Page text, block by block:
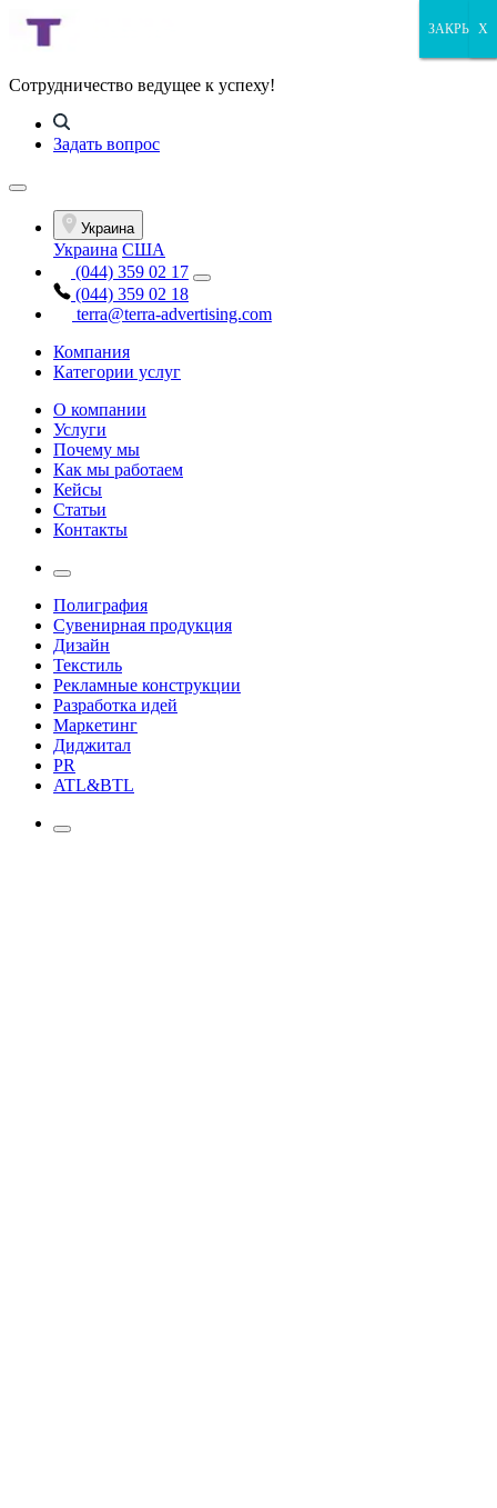
Сотрудничество ведущее к успеху!
Задать вопрос
Украина
Украина США
(044) 359 02 17
(044) 359 02 18
terra@terra-advertising.com
Компания
Категории услуг
О компании
Услуги
Почему мы
Как мы работаем
Кейсы
Статьи
Контакты
Полиграфия
Сувенирная продукция
Дизайн
Текстиль
Рекламные конструкции
Разработка идей
Маркетинг
Диджитал
PR
ATL&BTL
ЗАКРЫТЬ
ЗАКРЫТЬ
ЗАКРЫТЬ
X